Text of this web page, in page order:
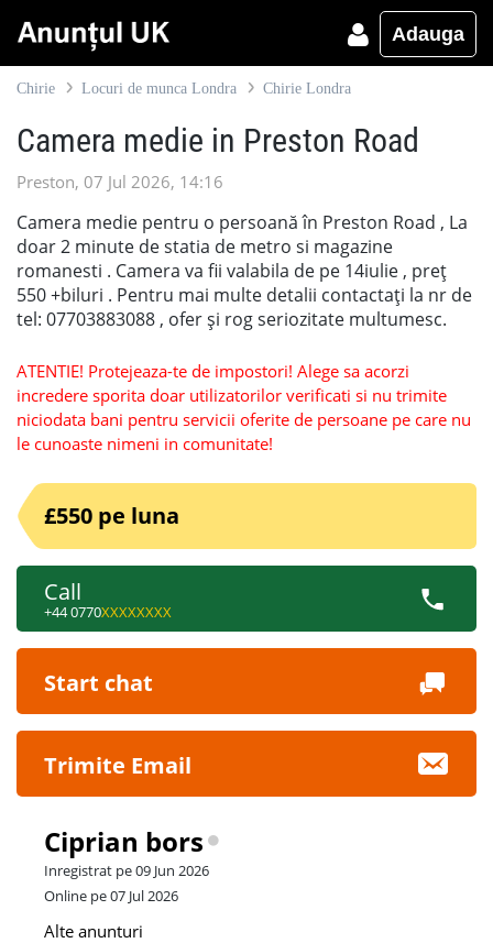
Adauga
Chirie Locuri de munca Londra Chirie Londra
Camera medie in Preston Road
Preston, 07 Jul 2026, 14:16
Camera medie pentru o persoană în Preston Road , La
doar 2 minute de statia de metro si magazine
romanesti . Camera va fii valabila de pe 14iulie , preț
550 +biluri . Pentru mai multe detalii contactați la nr de
tel: 07703883088 , ofer și rog seriozitate multumesc.
ATENTIE! Protejeaza-te de impostori! Alege sa acorzi
incredere sporita doar utilizatorilor verificati si nu trimite
niciodata bani pentru servicii oferite de persoane pe care nu
le cunoaste nimeni in comunitate!
£550 pe luna
Call
+44 0770XXXXXXXX
Start chat
Trimite Email
Ciprian bors
Inregistrat pe 09 Jun 2026
Online pe 07 Jul 2026
Alte anunturi